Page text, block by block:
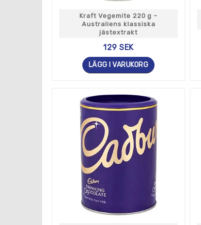
Kraft Vegemite 220 g –
Australiens klassiska
jästextrakt
129 SEK
LÄGG I VARUKORG